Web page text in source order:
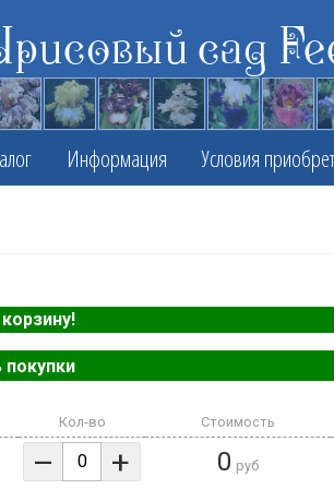
сад
Информация Условия
покупки
Кол-во Стоимость
– + 0 руб